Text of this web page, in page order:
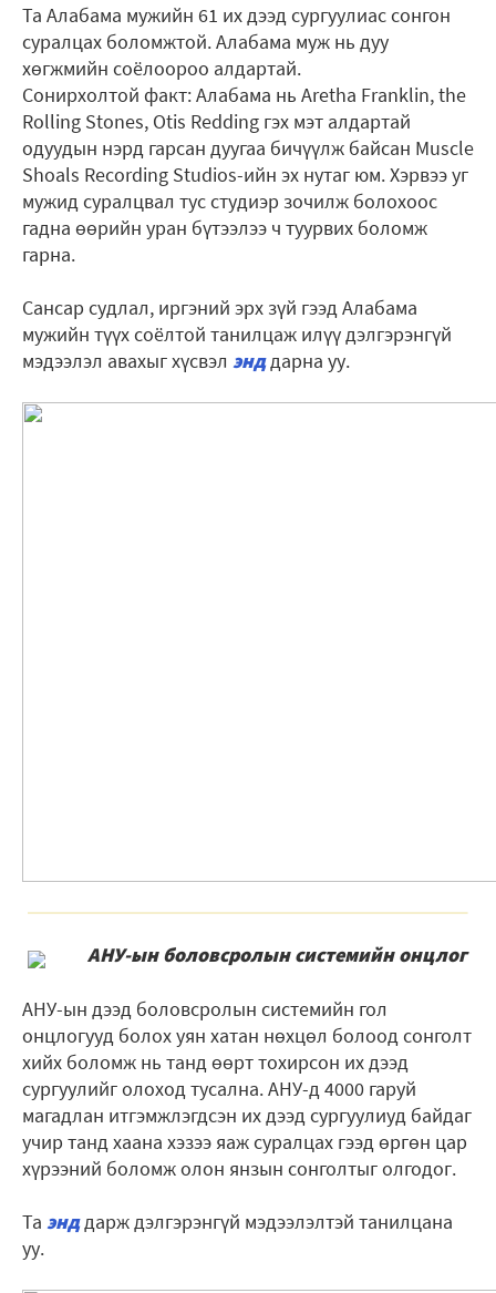
Та Алабама мужийн 61 их дээд сургуулиас сонгон
суралцах боломжтой. Алабама муж нь дуу
хөгжмийн соёлоороо алдартай.
Сонирхолтой факт: Алабама нь Aretha Franklin, the
Rolling Stones, Otis Redding гэх мэт алдартай
одуудын нэрд гарсан дуугаа бичүүлж байсан Muscle
Shoals Recording Studios-ийн эх нутаг юм. Хэрвээ уг
мужид суралцвал тус студиэр зочилж болохоос
гадна өөрийн уран бүтээлээ ч туурвих боломж
гарна.
Сансар судлал, иргэний эрх зүй гээд Алабама
мужийн түүх соёлтой танилцаж илүү дэлгэрэнгүй
мэдээлэл авахыг хүсвэл энддарна уу.
АНУ-ын боловсролын системийн онцлог
АНУ-ын дээд боловсролын системийн гол
онцлогууд болох уян хатан нөхцөл болоод сонголт
хийх боломж нь танд өөрт тохирсон их дээд
сургуулийг олоход тусална. АНУ-д 4000 гаруй
магадлан итгэмжлэгдсэн их дээд сургуулиуд байдаг
учир танд хаана хэзээ яаж суралцах гээд өргөн цар
хүрээний боломж олон янзын сонголтыг олгодог.
Та энддарж дэлгэрэнгүй мэдээлэлтэй танилцана
уу.